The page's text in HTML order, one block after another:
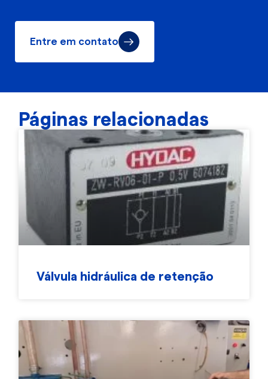
Entre em contato
Páginas relacionadas
Válvula hidráulica de retenção